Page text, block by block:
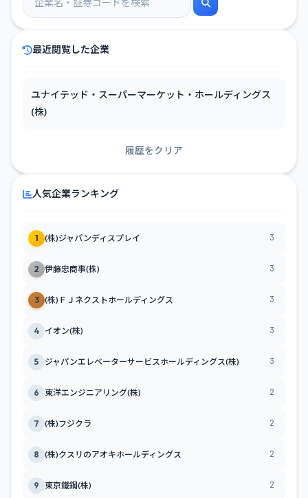
最近閲覧した企業
ユナイテッド・スーパーマーケット・ホールディングス
(株)
履歴をクリア
人気企業ランキング
1 (株)ジャパンディスプレイ 3
2 伊藤忠商事(株) 3
3 (株)ＦＪネクストホールディングス 3
4 イオン(株) 3
5 ジャパンエレベーターサービスホールディングス(株) 3
6 東洋エンジニアリング(株) 2
7 (株)フジクラ 2
8 (株)クスリのアオキホールディングス 2
9 東京鐵鋼(株) 2